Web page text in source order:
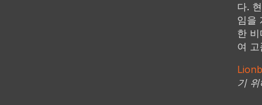
다.
임을
한
여
기